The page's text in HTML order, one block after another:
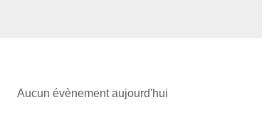
Aucun évènement aujourd'hui